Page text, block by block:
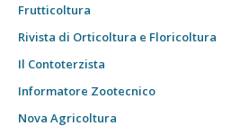
Frutticoltura
Rivista di Orticoltura e Floricoltura
Il Contoterzista
Informatore Zootecnico
Nova Agricoltura